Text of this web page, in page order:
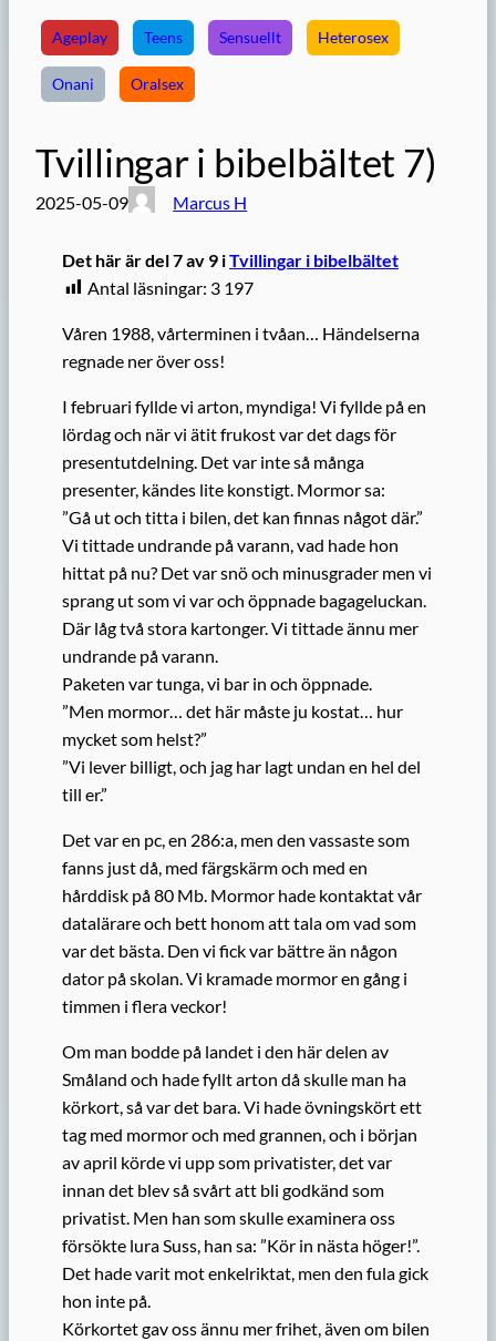
Ageplay Teens Sensuellt Heterosex
Onani Oralsex
Tvillingar i bibelbältet 7)
2025-05-09 Marcus H
Det här är del 7 av 9 iTvillingar i bibelbältet
Antal läsningar: 3 197
Våren 1988, vårterminen i tvåan… Händelserna
regnade ner över oss!
I februari fyllde vi arton, myndiga! Vi fyllde på en
lördag och när vi ätit frukost var det dags för
presentutdelning. Det var inte så många
presenter, kändes lite konstigt. Mormor sa:
”Gå ut och titta i bilen, det kan finnas något där.”
Vi tittade undrande på varann, vad hade hon
hittat på nu? Det var snö och minusgrader men vi
sprang ut som vi var och öppnade bagageluckan.
Där låg två stora kartonger. Vi tittade ännu mer
undrande på varann.
Paketen var tunga, vi bar in och öppnade.
”Men mormor… det här måste ju kostat… hur
mycket som helst?”
”Vi lever billigt, och jag har lagt undan en hel del
till er.”
Det var en pc, en 286:a, men den vassaste som
fanns just då, med färgskärm och med en
hårddisk på 80 Mb. Mormor hade kontaktat vår
datalärare och bett honom att tala om vad som
var det bästa. Den vi fick var bättre än någon
dator på skolan. Vi kramade mormor en gång i
timmen i flera veckor!
Om man bodde på landet i den här delen av
Småland och hade fyllt arton då skulle man ha
körkort, så var det bara. Vi hade övningskört ett
tag med mormor och med grannen, och i början
av april körde vi upp som privatister, det var
innan det blev så svårt att bli godkänd som
privatist. Men han som skulle examinera oss
försökte lura Suss, han sa: ”Kör in nästa höger!”.
Det hade varit mot enkelriktat, men den fula gick
hon inte på.
Körkortet gav oss ännu mer frihet, även om bilen